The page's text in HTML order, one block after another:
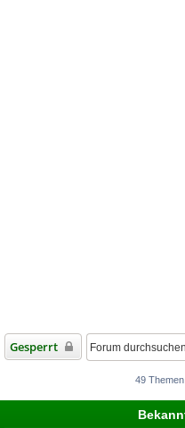
Gesperrt
49 Themen